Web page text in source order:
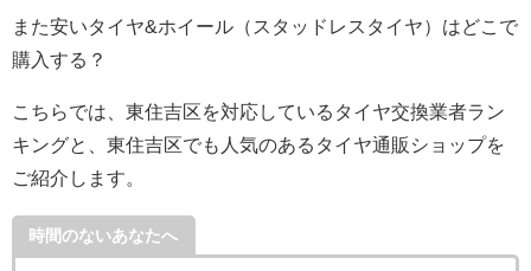
また安いタイヤ&ホイール（スタッドレスタイヤ）はどこで
購入する？
こちらでは、東住吉区を対応しているタイヤ交換業者ラン
キングと、東住吉区でも人気のあるタイヤ通販ショップを
ご紹介します。
時間のないあなたへ